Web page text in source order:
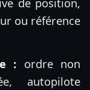
ou référence
: ordre non
autopilote